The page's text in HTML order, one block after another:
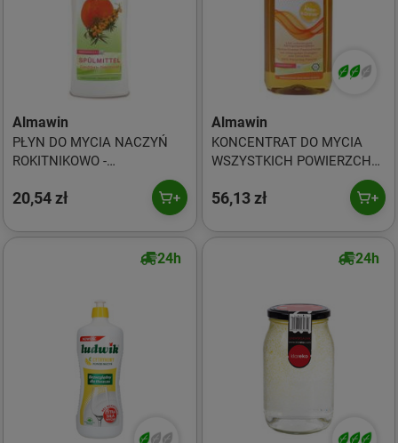
Almawin
PŁYN DO MYCIA NACZYŃ
ROKITNIKOWO -
MANDARYNKOWY ECO 1 L -
ALMAWIN
20,54 zł
Almawin
KONCENTRAT DO MYCIA
WSZYSTKICH POWIERZCHNI
56,13 zł
24h 24h